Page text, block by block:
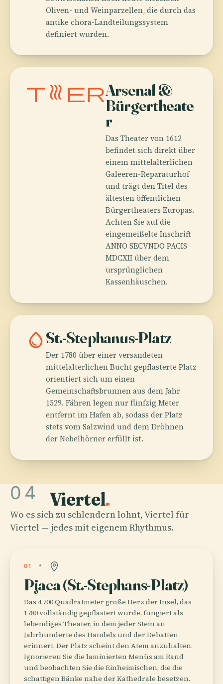
Oliven- und Weinparzellen, die durch das
antike chora-Landteilungssystem
definiert wurden.
theaterArsenal &
Bürgertheate
r
Das Theater von 1612
befindet sich direkt über
einem mittelalterlichen
Galeeren-Reparaturhof
und trägt den Titel des
ältesten öffentlichen
Bürgertheaters Europas.
Achten Sie auf die
eingemeißelte Inschrift
ANNO SECVNDO PACIS
MDCXII über dem
ursprünglichen
Kassenhäuschen.
water_dropSt.-Stephanus-Platz
Der 1780 über einer versandeten
mittelalterlichen Bucht gepflasterte Platz
orientiert sich um einen
Gemeinschaftsbrunnen aus dem Jahr
1529. Fähren legen nur fünfzig Meter
entfernt im Hafen ab, sodass der Platz
stets vom Salzwind und dem Dröhnen
der Nebelhörner erfüllt ist.
04 Viertel.
Wo es sich zu schlendern lohnt, Viertel für
Viertel — jedes mit eigenem Rhythmus.
01
Pjaca (St.-Stephans-Platz)
Das 4.700 Quadratmeter große Herz der Insel, das
1780 vollständig gepflastert wurde, fungiert als
lebendiges Theater, in dem jeder Stein an
Jahrhunderte des Handels und der Debatten
erinnert. Der Platz scheint den Atem anzuhalten.
Ignorieren Sie die laminierten Menüs am Rand
und beobachten Sie die Einheimischen, die die
schattigen Bänke nahe der Kathedrale besetzen.